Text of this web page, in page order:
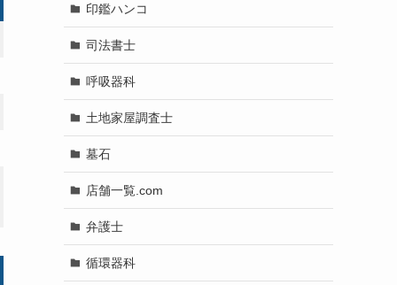
印鑑ハンコ
司法書士
呼吸器科
土地家屋調査士
墓石
店舗一覧.com
弁護士
循環器科